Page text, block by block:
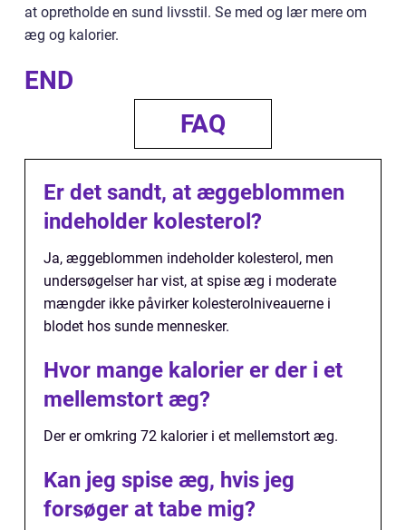
at opretholde en sund livsstil. Se med og lær mere om
æg og kalorier.
END
FAQ
Er det sandt, at æggeblommen
indeholder kolesterol?
Ja, æggeblommen indeholder kolesterol, men
undersøgelser har vist, at spise æg i moderate
mængder ikke påvirker kolesterolniveauerne i
blodet hos sunde mennesker.
Hvor mange kalorier er der i et
mellemstort æg?
Der er omkring 72 kalorier i et mellemstort æg.
Kan jeg spise æg, hvis jeg
forsøger at tabe mig?